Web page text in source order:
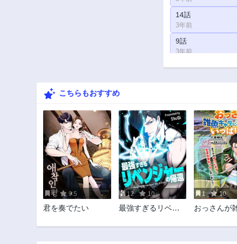
14話
3年前
9話
3年前
4話
こちらもおすすめ
4 9.5
君を奏でたい
12 10
最強すぎるリベン
1 10
おっさんが
も、いっぱ